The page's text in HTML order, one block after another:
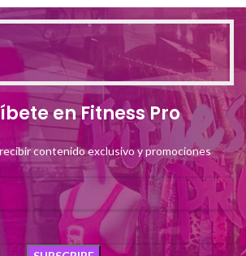
en Fitness Pro
contenido exclusivo y promociones